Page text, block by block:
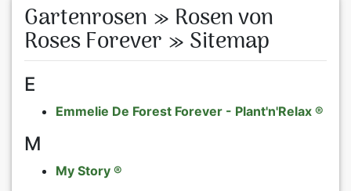
Gartenrosen » Rosen von
Roses Forever » Sitemap
E
Emmelie De Forest Forever - Plant'n'Relax ®
M
My Story ®
Moderne
Historische
Flieder
Stauden